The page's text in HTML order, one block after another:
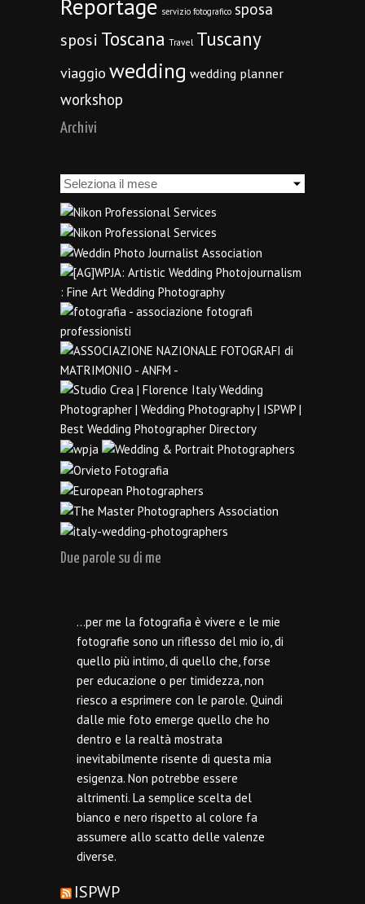
Reportage servizio fotografico sposa
sposi Toscana Travel Tuscany
viaggio wedding wedding planner
workshop
Archivi
Archivi
Due parole su di me
…per me la fotografia è vivere e le mie
fotografie sono un riflesso del mio io, di
quello più intimo, di quello che, forse
per educazione o per timidezza, non
riesco a esprimere con le parole. Quindi
dalle mie foto emerge quello che ho
dentro e la realtà mostrata
inevitabilmente risente di questa mia
esigenza. Non potrebbe essere
altrimenti. La semplice scelta del
bianco e nero rispetto al colore fa
assumere allo scatto delle valenze
diverse.
ISPWP